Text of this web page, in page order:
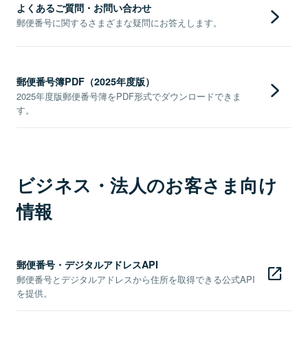
よくあるご質問・お問い合わせ
郵便番号に関するさまざまな疑問にお答えします。
郵便番号簿PDF（2025年度版）
2025年度版郵便番号簿をPDF形式でダウンロードできま
す。
ビジネス・法人のお客さま向け
情報
郵便番号・デジタルアドレスAPI
郵便番号とデジタルアドレスから住所を取得できる公式API
を提供。